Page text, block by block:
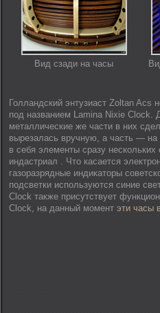
Вид сзади на часы
Голландский энтузиаст Zoltan
под названием Lamina Nixie Clock.
металлические же части в них
вырезалась вручную, а часть —
в себя элементы сразу
индастриал . Что касается
газоразрядные индикаторы
подсветки используются синие
Clock также присутствует
Clock, на данный момент эти часы